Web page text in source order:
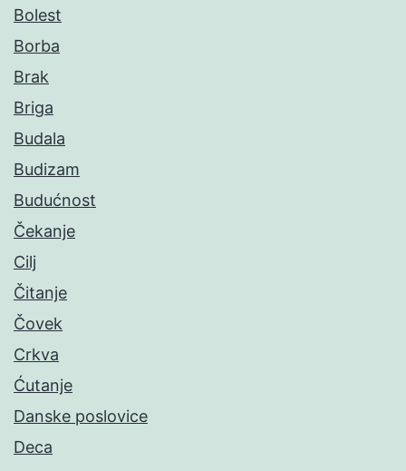
Bolest
Borba
Brak
Briga
Budala
Budizam
Budućnost
Čekanje
Cilj
Čitanje
Čovek
Crkva
Ćutanje
Danske poslovice
Deca